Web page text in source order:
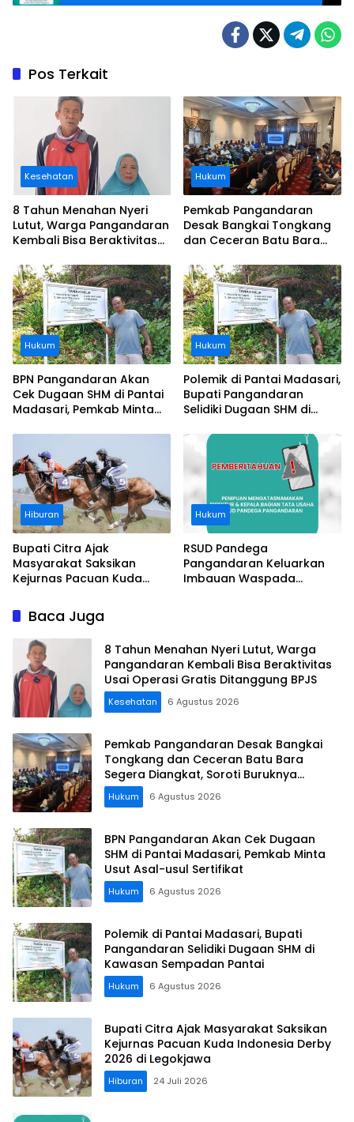
Ini
Pos Terkait
Kesehatan
8 Tahun Menahan Nyeri
Lutut, Warga Pangandaran
Kembali Bisa Beraktivitas
Ditanggung BPJS
Hukum
Pemkab Pangandaran
Desak Bangkai Tongkang
dan Ceceran Batu Bara
Buruknya Koordinasi
Perusahaan
Hukum
BPN Pangandaran Akan
Cek Dugaan SHM di Pantai
Madasari, Pemkab Minta
Hukum
Polemik di Pantai Madasari,
Bupati Pangandaran
Selidiki Dugaan SHM di
Pantai
Hiburan
Bupati Citra Ajak
Masyarakat Saksikan
Kejurnas Pacuan Kuda
Legokjawa
Hukum
RSUD Pandega
Pangandaran Keluarkan
Imbauan Waspada
Baca Juga
8 Tahun Menahan Nyeri Lutut, Warga
Pangandaran Kembali Bisa Beraktivitas
Usai Operasi Gratis Ditanggung BPJS
Kesehatan 6 Agustus 2026
Pemkab Pangandaran Desak Bangkai
Tongkang dan Ceceran Batu Bara
Segera Diangkat, Soroti Buruknya
Koordinasi Perusahaan
Hukum 6 Agustus 2026
BPN Pangandaran Akan Cek Dugaan
SHM di Pantai Madasari, Pemkab Minta
Usut Asal-usul Sertifikat
Hukum 6 Agustus 2026
Polemik di Pantai Madasari, Bupati
Pangandaran Selidiki Dugaan SHM di
Kawasan Sempadan Pantai
Hukum 6 Agustus 2026
Bupati Citra Ajak Masyarakat Saksikan
Kejurnas Pacuan Kuda Indonesia Derby
2026 di Legokjawa
Hiburan 24 Juli 2026